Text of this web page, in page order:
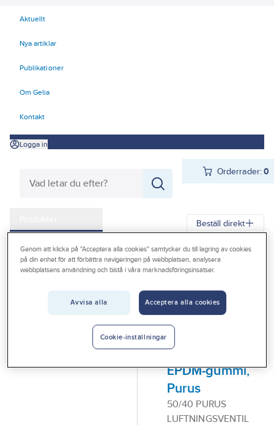
Aktuellt
Nya artiklar
Publikationer
Om Gelia
Kontakt
Logga in
Orderrader:0
Outlet
Beställ direkt
Gelia Produkter Värme & Sanitet
Inomhusavlopp
Badrumsavlopp
Vacuum ventiler
PURUS
Luftningsventil,
tätning av
EPDM-gummi,
Purus
50/40 PURUS
LUFTNINGSVENTIL
Genom att klicka på "Acceptera alla cookies" samtycker du till lagring av cookies
på din enhet för att förbättra navigeringen på webbplatsen, analysera
webbplatsens användning och bistå i våra marknadsföringsinsatser.
Avvisa alla Acceptera alla cookies
Cookie-inställningar